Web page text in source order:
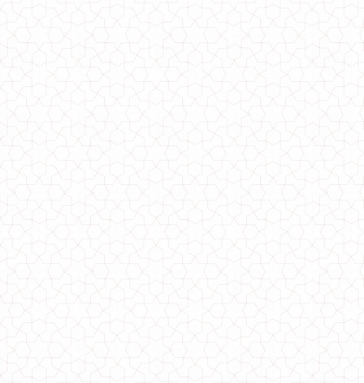
Подовжена сорочка оверсайз жіноча
830.00грн. 700.00грн.
Подовжена сорочка для повних